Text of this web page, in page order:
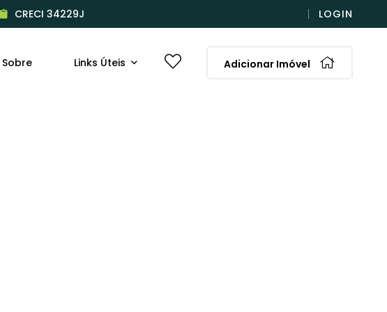
CRECI 34229J LOGIN
Sobre Links Úteis Adicionar Imóvel